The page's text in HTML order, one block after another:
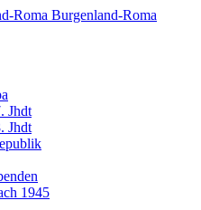
Burgenland-Roma
Jhdt
Jhdt
1945